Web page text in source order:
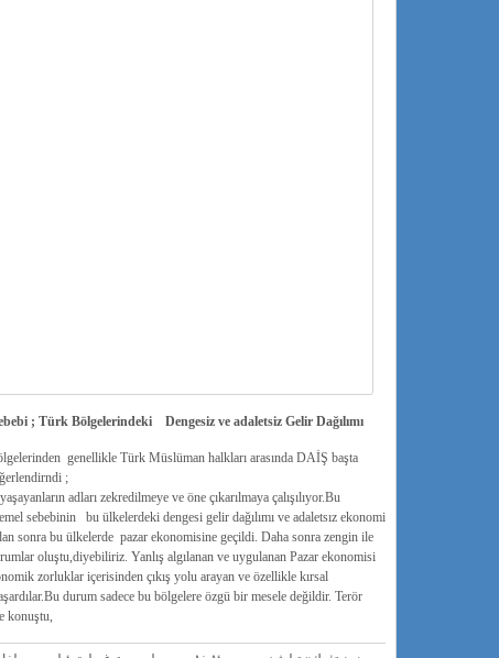
; Türk Bölgelerindeki Dengesiz ve adaletsiz Gelir Dağılımı
genellikle Türk Müslüman halkları arasında DAİŞ başta
;
adları zekredilmeye ve öne çıkarılmaya çalışılıyor.Bu
sebebinin bu ülkelerdeki dengesi gelir dağılımı ve adaletsız ekonomi
sonra bu ülkelerde pazar ekonomisine geçildi. Daha sonra zengin ile
oluştu,diyebiliriz. Yanlış algılanan ve uygulanan Pazar ekonomisi
zorluklar içerisinden çıkış yolu arayan ve özellikle kırsal
durum sadece bu bölgelere özgü bir mesele değildir. Terör
konuştu,